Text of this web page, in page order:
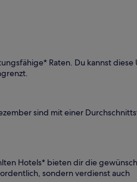
Raten. Du kannst
sind mit einer
Hotels* bieten dir die
sondern verdienst auch